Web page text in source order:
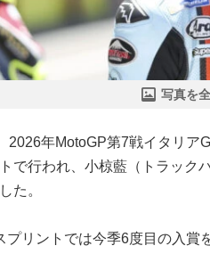
写真を
2026年MotoGP第7戦イタリア
で行われ、小椋藍（トラック
た。
プリントでは今季6度目の入賞